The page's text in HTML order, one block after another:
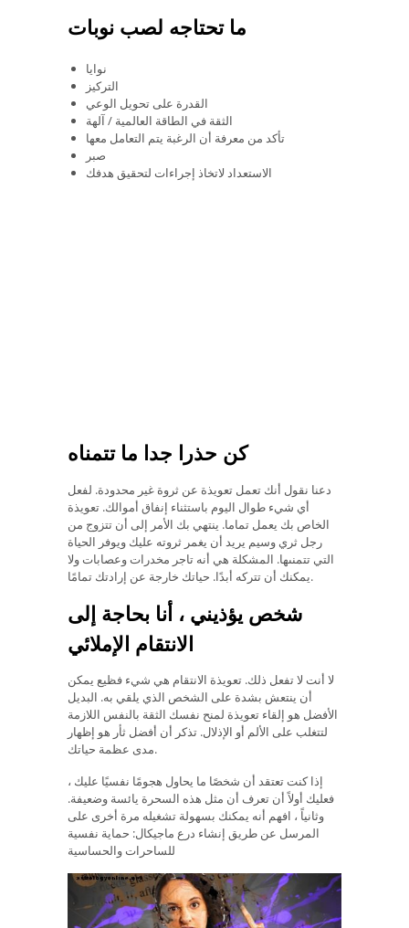
ما تحتاجه لصب نوبات
نوايا
التركيز
القدرة على تحويل الوعي
الثقة في الطاقة العالمية / آلهة
تأكد من معرفة أن الرغبة يتم التعامل معها
صبر
الاستعداد لاتخاذ إجراءات لتحقيق هدفك
كن حذرا جدا ما تتمناه
دعنا نقول أنك تعمل تعويذة عن ثروة غير محدودة. لفعل
أي شيء طوال اليوم باستثناء إنفاق أموالك. تعويذة
الخاص بك يعمل تماما. ينتهي بك الأمر إلى أن تتزوج من
رجل ثري وسيم يريد أن يغمر ثروته عليك ويوفر الحياة
التي تتمنىها. المشكلة هي أنه تاجر مخدرات وعصابات ولا
يمكنك أن تتركه أبدًا. حياتك خارجة عن إرادتك تمامًا.
شخص يؤذيني ، أنا بحاجة إلى
الانتقام الإملائي
لا أنت لا تفعل ذلك. تعويذة الانتقام هي شيء فظيع يمكن
أن ينتعش بشدة على الشخص الذي يلقي به. البديل
الأفضل هو إلقاء تعويذة لمنح نفسك الثقة بالنفس اللازمة
لتتغلب على الألم أو الإذلال. تذكر أن أفضل ثأر هو إظهار
مدى عظمة حياتك.
إذا كنت تعتقد أن شخصًا ما يحاول هجومًا نفسيًا عليك ،
فعليك أولاً أن تعرف أن مثل هذه السحرة يائسة وضعيفة.
وثانياً ، افهم أنه يمكنك بسهولة تشغيله مرة أخرى على
المرسل عن طريق إنشاء درع ماجيكال: حماية نفسية
للساحرات والحساسية